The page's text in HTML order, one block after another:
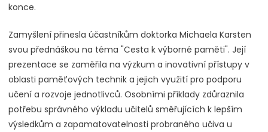
konce.
Zamyšlení přinesla účastníkům doktorka Michaela Karsten
svou přednáškou na téma "Cesta k výborné paměti". Její
prezentace se zaměřila na výzkum a inovativní přístupy v
oblasti paměťových technik a jejich využití pro podporu
učení a rozvoje jednotlivců. Osobními příklady zdůraznila
potřebu správného výkladu učitelů směřujících k lepším
výsledkům a zapamatovatelnosti probraného učiva u